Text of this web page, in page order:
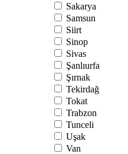
Sakarya
Samsun
Siirt
Sinop
Sivas
Şanlıurfa
Şırnak
Tekirdağ
Tokat
Trabzon
Tunceli
Uşak
Van